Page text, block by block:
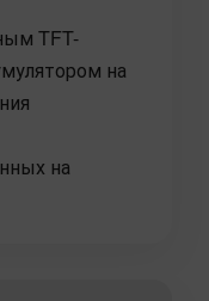
TFT-
на
на